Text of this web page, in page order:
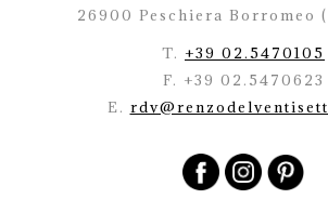
26900 Peschiera Borromeo
T. +39 02.5470105
F. +39 02.5470623
E.